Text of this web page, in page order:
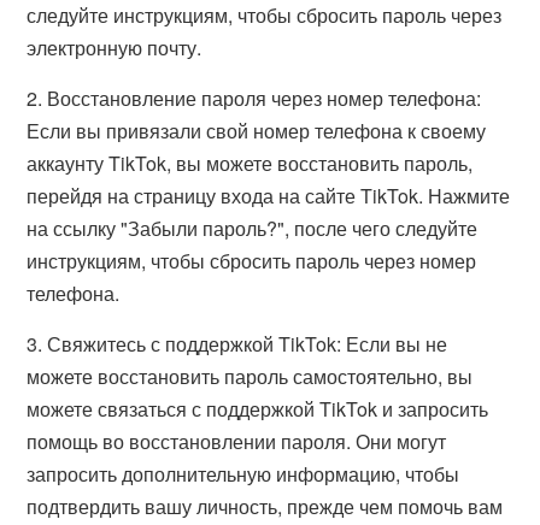
следуйте инструкциям, чтобы сбросить пароль через
электронную почту.
2. Восстановление пароля через номер телефона:
Если вы привязали свой номер телефона к своему
аккаунту TikTok, вы можете восстановить пароль,
перейдя на страницу входа на сайте TikTok. Нажмите
на ссылку "Забыли пароль?", после чего следуйте
инструкциям, чтобы сбросить пароль через номер
телефона.
3. Свяжитесь с поддержкой TikTok: Если вы не
можете восстановить пароль самостоятельно, вы
можете связаться с поддержкой TikTok и запросить
помощь во восстановлении пароля. Они могут
запросить дополнительную информацию, чтобы
подтвердить вашу личность, прежде чем помочь вам